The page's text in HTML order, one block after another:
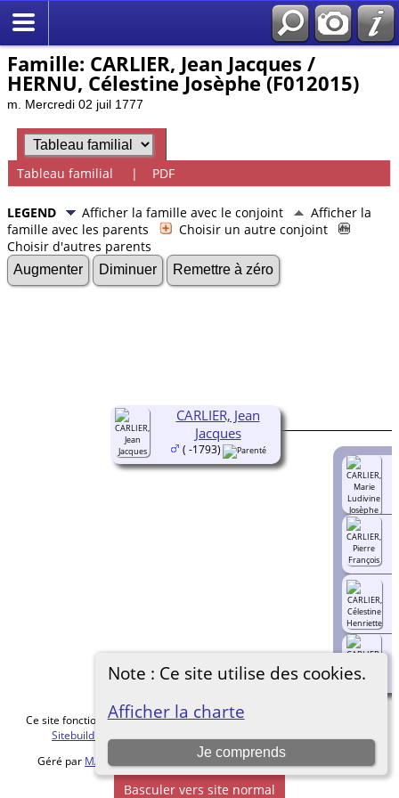
Note : Ce site utilise des cookies.
Afficher la charte
Je comprends
Famille: CARLIER, Jean Jacques /
HERNU, Célestine Josèphe (F012015)
m. Mercredi 02 juil 1777
Tableau familial | PDF
LEGEND Afficher la famille avec le conjoint
Afficher la
famille avec les parents
Choisir un autre conjoint
Choisir d'autres parents
Augmenter Diminuer Remettre à zéro
CARLIER, Jean
Jacques
( -1793)
Ce site fonctionne grace au logicielThe Next Generation of Genealogy
Sitebuilding
Géré par MALVACHE Cédric Charte de protection des données
Basculer vers site normal